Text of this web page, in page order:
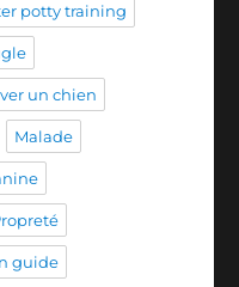
potty training
un chien
Malade
guide